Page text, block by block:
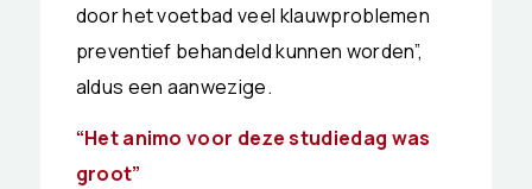
door het voetbad veel klauwproblemen
preventief behandeld kunnen worden”,
aldus een aanwezige.
“Het animo voor deze studiedag was
groot”